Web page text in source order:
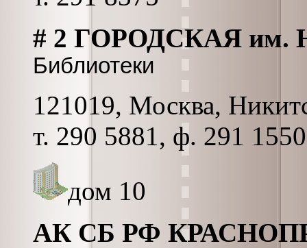
# 2 ГОРОДСКАЯ
Библиотеки
121019, Москва,
т. 290 5881, ф. 291 1550
дом 10
АК СБ РФ